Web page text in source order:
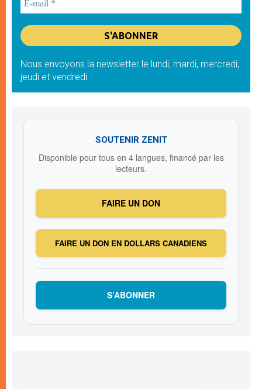
Nous envoyons la newsletter le lundi, mardi, mercredi,
jeudi et vendredi
SOUTENIR ZENIT
Disponible pour tous en 4 langues, financé par les
lecteurs.
FAIRE UN DON
FAIRE UN DON EN DOLLARS CANADIENS
S’ABONNER